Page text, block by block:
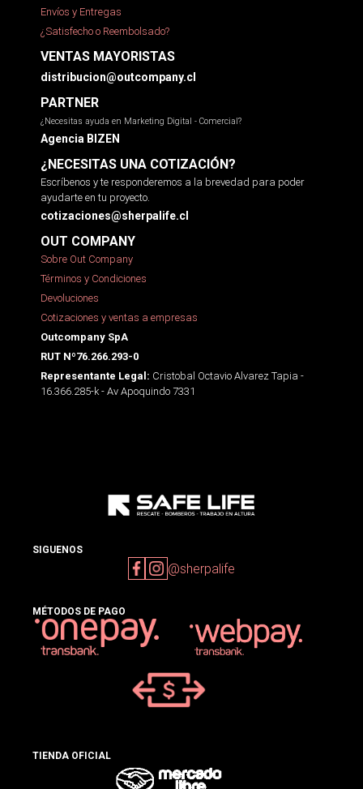
Envíos y Entregas
¿Satisfecho o Reembolsado?
VENTAS MAYORISTAS
distribucion@outcompany.cl
PARTNER
¿Necesitas ayuda en Marketing Digital - Comercial?
Agencia BIZEN
¿NECESITAS UNA COTIZACIÓN?
Escríbenos y te responderemos a la brevedad para poder
ayudarte en tu proyecto.
cotizaciones@sherpalife.cl
OUT COMPANY
Sobre Out Company
Términos y Condiciones
Devoluciones
Cotizaciones y ventas a empresas
Outcompany SpA
RUT Nº76.266.293-0
Representante Legal: Cristobal Octavio Alvarez Tapia -
16.366.285-k - Av Apoquindo 7331
SIGUENOS
@sherpalife
MÉTODOS DE PAGO
TIENDA OFICIAL